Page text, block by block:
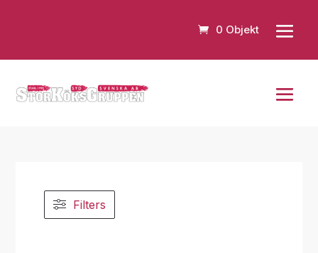
0 Objekt
Filters